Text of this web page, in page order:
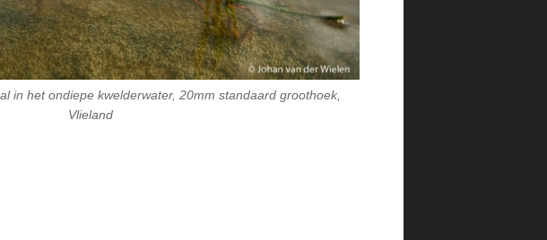
in het ondiepe kwelderwater, 20mm standaard groothoek,
Vlieland